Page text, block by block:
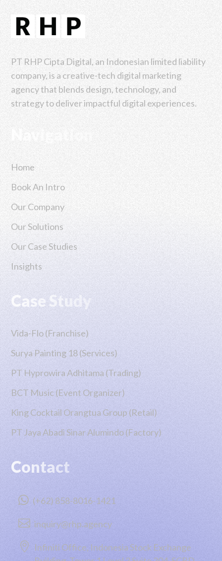
PT RHP Cipta Digital, an Indonesian limited liability
company, is a creative-tech digital marketing
agency that blends design, technology, and
strategy to deliver impactful digital experiences.
Home
Book An Intro
Our Company
Our Solutions
Our Case Studies
Insights
Case Study
Vida-Flo (Franchise)
Surya Painting 18 (Services)
PT Hyprowira Adhitama (Trading)
BCT Music (Event Organizer)
King Cocktail Orangtua Group (Retail)
PT Jaya Abadi Sinar Alumindo (Factory)
Contact
 (+62) 858-8016-1421
 inquiry@rhp.agency
 Infiniti Office, Indonesia Stock Exchange